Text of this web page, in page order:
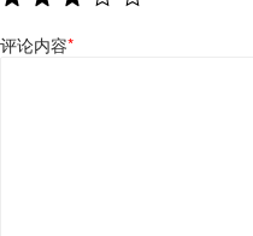
评论内容*